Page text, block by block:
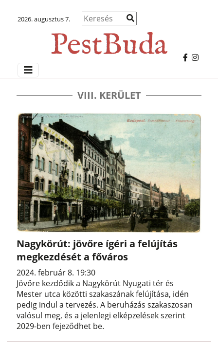
2026. augusztus 7.
VIII. KERÜLET
Nagykörút: jövőre ígéri a felújítás
megkezdését a főváros
2024. február 8. 19:30
Jövőre kezdődik a Nagykörút Nyugati tér és
Mester utca közötti szakaszának felújítása, idén
pedig indul a tervezés. A beruházás szakaszosan
valósul meg, és a jelenlegi elképzelések szerint
2029-ben fejeződhet be.